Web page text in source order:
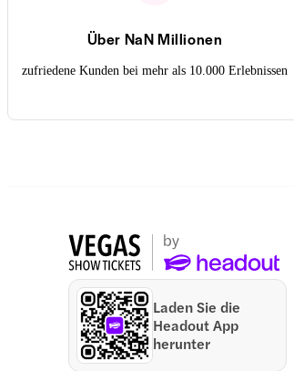
Über NaN Millionen
zufriedene Kunden bei mehr als 10.000 Erlebnissen
Laden Sie die
Headout App
herunter